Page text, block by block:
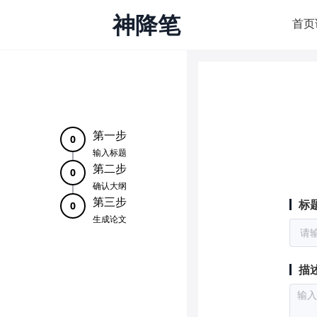
神降笔 首页
0 第一步
输入标题
0 第二步
确认大纲
0 第三步
生成论文
标
描